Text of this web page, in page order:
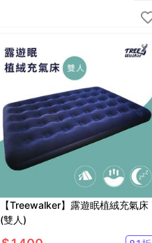
【Treewalker】露遊眠植絨充氣床
(雙人)